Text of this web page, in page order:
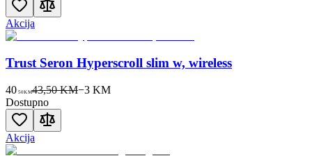
Akcija
Trust Seron Hyperscroll slim w, wireless
40 50KM43,50 KM−3KM
Dostupno
Akcija